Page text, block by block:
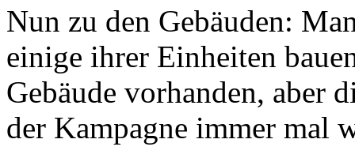
Nun zu den Gebäuden:
einige ihrer Einheiten
Gebäude vorhanden, aber
der Kampagne immer mal